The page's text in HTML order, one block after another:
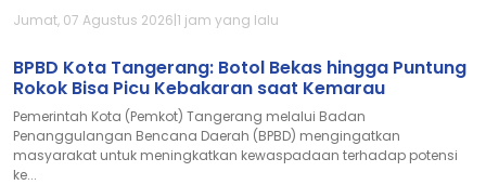
Jumat, 07 Agustus 2026|1 jam yang lalu
BPBD Kota Tangerang: Botol Bekas hingga Puntung
Rokok Bisa Picu Kebakaran saat Kemarau
Pemerintah Kota (Pemkot) Tangerang melalui Badan
Penanggulangan Bencana Daerah (BPBD) mengingatkan
masyarakat untuk meningkatkan kewaspadaan terhadap potensi
ke...